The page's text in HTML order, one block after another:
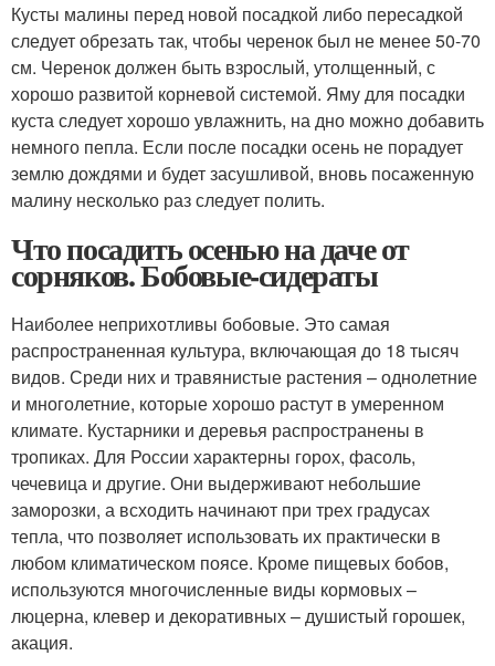
Кусты малины перед новой посадкой либо пересадкой
следует обрезать так, чтобы черенок был не менее 50-70
см. Черенок должен быть взрослый, утолщенный, с
хорошо развитой корневой системой. Яму для посадки
куста следует хорошо увлажнить, на дно можно добавить
немного пепла. Если после посадки осень не порадует
землю дождями и будет засушливой, вновь посаженную
малину несколько раз следует полить.
Что посадить осенью на даче от
сорняков. Бобовые-сидераты
Наиболее неприхотливы бобовые. Это самая
распространенная культура, включающая до 18 тысяч
видов. Среди них и травянистые растения – однолетние
и многолетние, которые хорошо растут в умеренном
климате. Кустарники и деревья распространены в
тропиках. Для России характерны горох, фасоль,
чечевица и другие. Они выдерживают небольшие
заморозки, а всходить начинают при трех градусах
тепла, что позволяет использовать их практически в
любом климатическом поясе. Кроме пищевых бобов,
используются многочисленные виды кормовых –
люцерна, клевер и декоративных – душистый горошек,
акация.